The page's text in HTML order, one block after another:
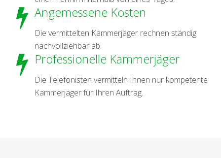
Angemessene Kosten
Die vermittelten Kammerjäger rechnen ständig
nachvollziehbar ab.
Professionelle Kammerjäger
Die Telefonisten vermitteln Ihnen nur kompetente
Kammerjäger für Ihren Auftrag.